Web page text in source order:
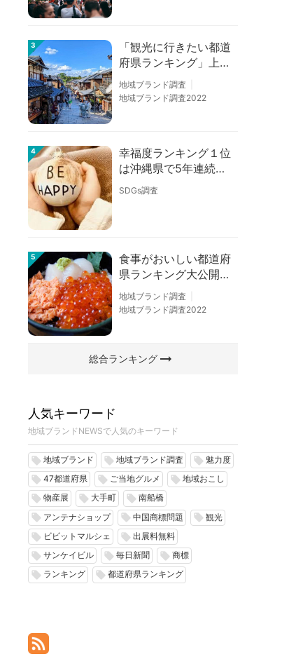
3
「観光に行きたい都道
府県ランキング」上位
の順位に変動あり
地域ブランド調査
地域ブランド調査2022
4
幸福度ランキング１位
は沖縄県で5年連続！
佐賀、愛知が順位上昇
【幸福度調査2026】
SDGs調査
5
食事がおいしい都道府
県ランキング大公開！
１位は北海道、３位は
大阪府、２位は〇〇
地域ブランド調査
地域ブランド調査2022
総合ランキングarrow_right_alt
人気キーワード
地域ブランドNEWSで人気のキーワード
local_offer 地域ブランド local_offer 地域ブランド調査 local_offer 魅力度
local_offer 47都道府県 local_offer ご当地グルメ local_offer 地域おこし
local_offer 物産展 local_offer 大手町 local_offer 南船橋
local_offer アンテナショップ local_offer 中国商標問題 local_offer 観光
local_offer ビビットマルシェ local_offer 出展料無料
local_offer サンケイビル local_offer 毎日新聞 local_offer 商標
local_offer ランキング local_offer 都道府県ランキング